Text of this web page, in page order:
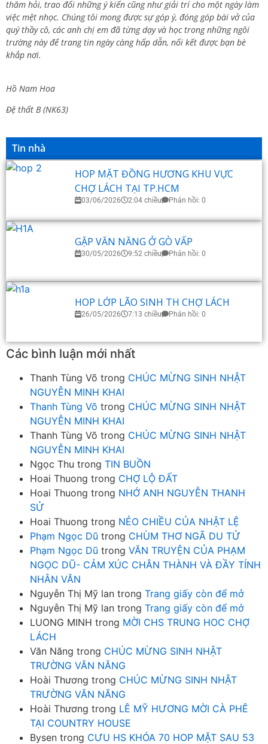
thăm hỏi, trao đổi những ý kiến cũng như giải trí cho một ngày làm
việc mệt nhọc. Chúng tôi mong được sự góp ý, đóng góp bài vở của
quý thầy cô, các anh chị em đã từng dạy và học trong những ngôi
trường này để trang tin ngày càng hấp dẫn, nối kết được bạn bè
khắp nơi.
Hồ Nam Hoa
Đệ thất B (NK63)
Tin nhà
HOP MẶT ĐỒNG HƯƠNG KHU VỰC
CHỢ LÁCH TẠI TP.HCM
03/06/2026 2:04 chiều Phản hồi: 0
GẶP VĂN NĂNG Ở GÒ VẤP
30/05/2026 9:52 chiều Phản hồi: 0
HOP LỚP LÃO SINH TH CHỢ LÁCH
26/05/2026 7:13 chiều Phản hồi: 0
Các bình luận mới nhất
Thanh Tùng Võ trong CHÚC MỪNG SINH NHẬT
NGUYỄN MINH KHAI
Thanh Tùng Võ trong CHÚC MỪNG SINH NHẬT
NGUYỄN MINH KHAI
Thanh Tùng Võ trong CHÚC MỪNG SINH NHẬT
NGUYỄN MINH KHAI
Ngọc Thu trong TIN BUỒN
Hoai Thuong trong CHỢ LỘ ĐẤT
Hoai Thuong trong NHỚ ANH NGUYỄN THANH
SỬ
Hoai Thuong trong NẺO CHIỀU CỦA NHẬT LỆ
Phạm Ngọc Dũ trong CHÙM THƠ NGÃ DU TỬ
Phạm Ngọc Dũ trong VĂN TRUYỆN CỦA PHẠM
NGỌC DŨ- CẢM XÚC CHÂN THÀNH VÀ ĐẦY TÍNH
NHÂN VĂN
Nguyễn Thị Mỹ lan trong Trang giấy còn để mở
Nguyễn Thị Mỹ lan trong Trang giấy còn để mở
LUONG MINH trong MỜI CHS TRUNG HOC CHỢ
LÁCH
Văn Năng trong CHÚC MỪNG SINH NHẬT
TRƯỜNG VĂN NĂNG
Hoài Thương trong CHÚC MỪNG SINH NHẬT
TRƯỜNG VĂN NĂNG
Hoài Thương trong LÊ MỸ HƯƠNG MỜI CÀ PHÊ
TẠI COUNTRY HOUSE
Bysen trong CƯU HS KHÓA 70 HOP MẶT SAU 53